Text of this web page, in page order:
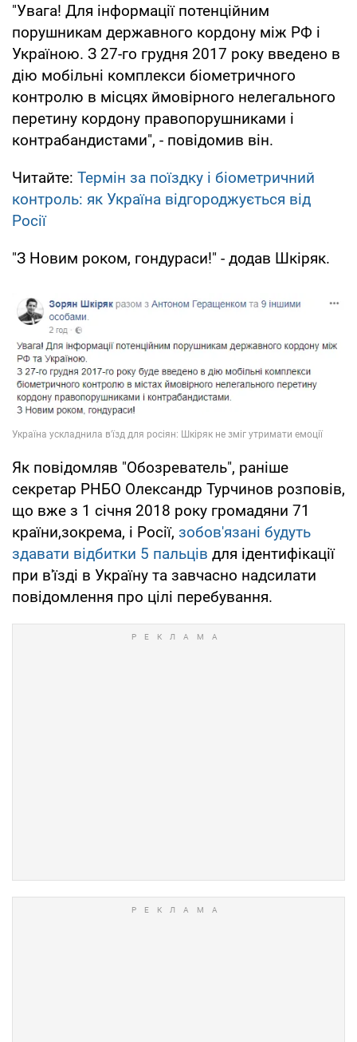
"Увага! Для інформації потенційним
порушникам державного кордону між РФ і
Україною. З 27-го грудня 2017 року введено в
дію мобільні комплекси біометричного
контролю в місцях ймовірного нелегального
перетину кордону правопорушниками і
контрабандистами", - повідомив він.
Читайте: Термін за поїздку і біометричний
контроль: як Україна відгороджується від
Росії
"З Новим роком, гондураси!" - додав Шкіряк.
Як повідомляв "Обозреватель", раніше
секретар РНБО Олександр Турчинов розповів,
що вже з 1 січня 2018 року громадяни 71
країни,зокрема, і Росії, зобов'язані будуть
здавати відбитки 5 пальців для ідентифікації
при в'їзді в Україну та завчасно надсилати
повідомлення про цілі перебування.